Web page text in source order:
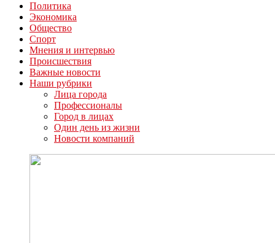
Политика
Экономика
Общество
Спорт
Мнения и интервью
Происшествия
Важные новости
Наши рубрики
Лица города
Профессионалы
Город в лицах
Один день из жизни
Новости компаний